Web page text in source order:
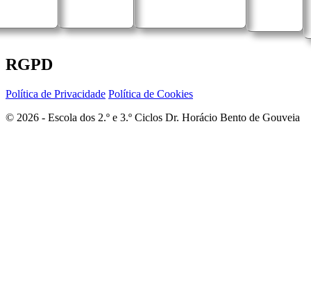
RGPD
Política de Privacidade Política de Cookies
© 2026 - Escola dos 2.º e 3.º Ciclos Dr. Horácio Bento de Gouveia